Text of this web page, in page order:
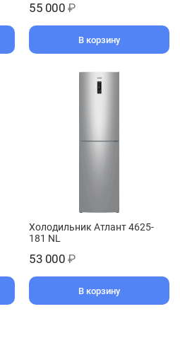
55 000 ₽
В корзину
Холодильник Атлант 4625-
181 NL
53 000 ₽
В корзину